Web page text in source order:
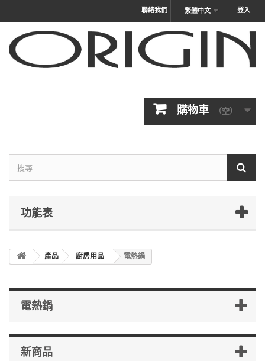
登入
繁體中文
聯絡我們
購物車 （空）
功能表
產品 廚房用品 電熱鍋
電熱鍋
新商品